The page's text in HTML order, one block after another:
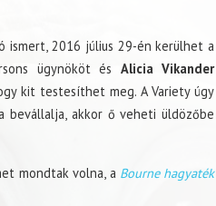
2016 július 29-én kerülhet a
ügynököt és Alicia Vikander
kit testesíthet meg. A Variety úgy
akkor ő veheti üldözőbe
mondtak volna, a Bourne hagyaték